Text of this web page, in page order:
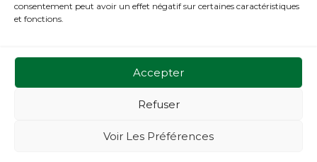
consentement peut avoir un effet négatif sur certaines caractéristiques
et fonctions.
Accepter
Refuser
Voir Les Préférences
7387 Rue St-Hubert, Montréal, QC, H2R 2N4 info@acomm.ca
ACOMM - Banque Alimentaire | Site web par Athena Montes,